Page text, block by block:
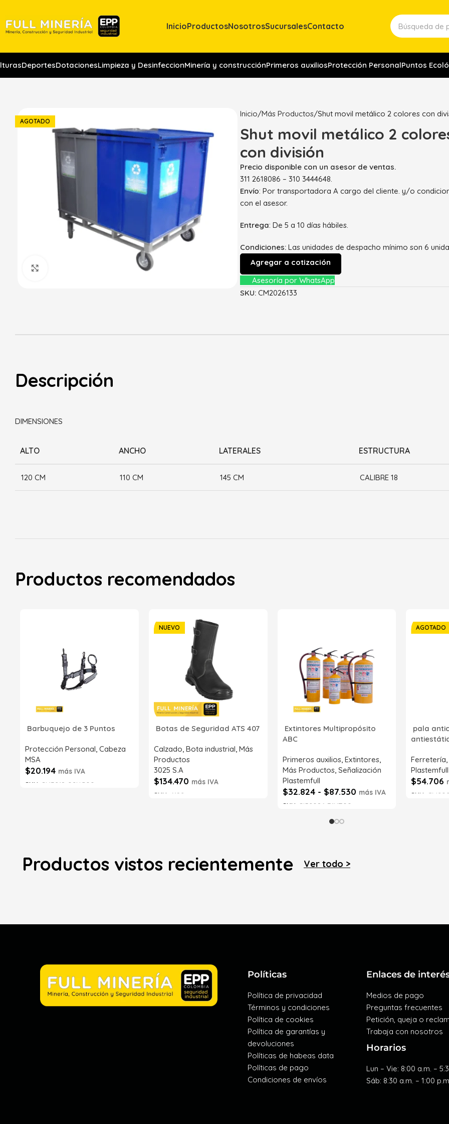
InicioProductosNosotrosSucursalesContacto
DeportesDotacionesLimpieza y DesinfeccionMinería y construcciónPrimeros auxiliosProtección PersonalPuntos
AGOTADO
Inicio Más Productos Shut movil metálico 2 colores con
Shut movil metálico 2
con división
Precio disponible con un asesor de ventas.
311 2618086 – 310 3444648.
Envío: Por transportadora A cargo del cliente. y/o
con el asesor.
Entrega: De 5 a 10 días hábiles.
Condiciones: Las unidades de despacho mínimo son 6
Agregar a cotización
Asesoría por WhatsApp
SKU:CM2026133
Descripción
DIMENSIONES
ALTO ANCHO LATERALES ESTRUCTURA
120 CM 110 CM 145 CM CALIBRE 18
Productos recomendados
Barbuquejo de 3 Puntos
Protección Personal, Cabeza
MSA
$20.194 más IVA
SKU: SI43218-02NG00
NUEVO
Botas de Seguridad ATS 407
Calzado, Bota industrial, Más
Productos
3025 S.A
$134.470 más IVA
SKU:
6192
Extintores Multipropósito
ABC
Primeros auxilios, Extintores,
Más Productos, Señalización
Plastemfull
$32.824 - $87.530 más IVA
SKU: SI52086-71NT00
Seleccionar opciones
AGOTADO
pala
Ferretería
Plastemfull
$54.706
SKU:
Productos vistos recientemente Ver todo >
Políticas
Política de privacidad
Términos y condiciones
Política de cookies
Política de garantías y
devoluciones
Políticas de habeas data
Políticas de pago
Condiciones de envíos
Enlaces de
Medios de pago
Preguntas frecuentes
Petición, queja o
Trabaja con nosotros
Horarios
Lun – Vie: 8:00 a.m. –
Sáb: 8:30 a.m. – 1:00